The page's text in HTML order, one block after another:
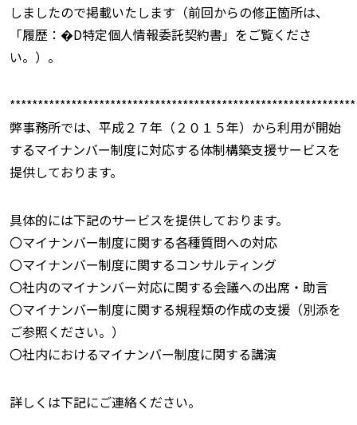
しましたので掲載いたします（前回からの修正箇所は、
「履歴：�D特定個人情報委託契約書」をご覧くださ
い。）。
**************************************************************
弊事務所では、平成２７年（２０１５年）から利用が開始
するマイナンバー制度に対応する体制構築支援サービスを
提供しております。
具体的には下記のサービスを提供しております。
〇マイナンバー制度に関する各種質問への対応
〇マイナンバー制度に関するコンサルティング
〇社内のマイナンバー対応に関する会議への出席・助言
〇マイナンバー制度に関する規程類の作成の支援（別添を
ご参照ください。）
〇社内におけるマイナンバー制度に関する講演
詳しくは下記にご連絡ください。